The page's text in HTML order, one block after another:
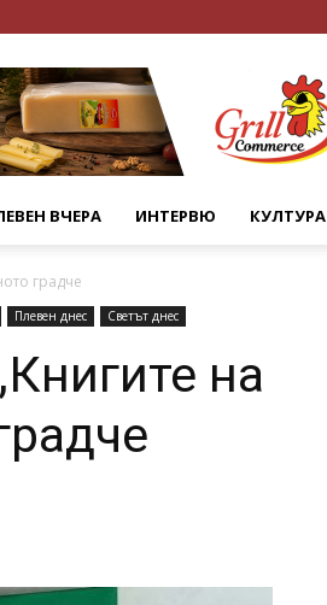
ВЧЕРА ИНТЕРВЮ КУЛТУРА
градче
Плевен днес Светът днес
на